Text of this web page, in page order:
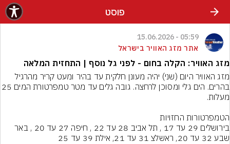
פוסט
05:59 - 15.06.2026
אתר מזג האוויר בישראל
מזג האוויר: הקלה בחום - לפני גל נוסף | התחזית המלאה
מזג האוויר היום (שני) יהיה מעונן חלקית עד בהיר ומעט קריר מהרגיל
הטמפרטורות החזויות
בירושלים 29 עד 17 , תל אביב 28 עד 22 , חיפה 27 עד 20 , באר